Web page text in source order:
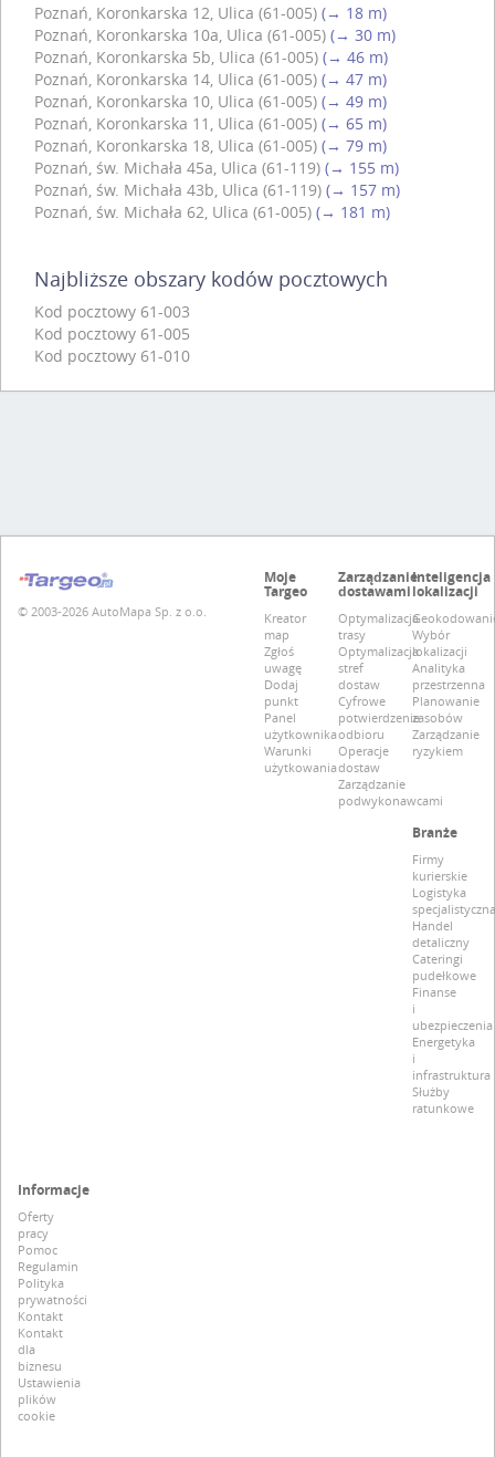
Poznań, Koronkarska 12, Ulica (61-005) (→ 18 m)
Poznań, Koronkarska 10a, Ulica (61-005) (→ 30 m)
Poznań, Koronkarska 5b, Ulica (61-005) (→ 46 m)
Poznań, Koronkarska 14, Ulica (61-005) (→ 47 m)
Poznań, Koronkarska 10, Ulica (61-005) (→ 49 m)
Poznań, Koronkarska 11, Ulica (61-005) (→ 65 m)
Poznań, Koronkarska 18, Ulica (61-005) (→ 79 m)
Poznań, św. Michała 45a, Ulica (61-119) (→ 155 m)
Poznań, św. Michała 43b, Ulica (61-119) (→ 157 m)
Poznań, św. Michała 62, Ulica (61-005) (→ 181 m)
Najbliższe obszary kodów pocztowych
Kod pocztowy 61-003
Kod pocztowy 61-005
Kod pocztowy 61-010
© 2003-2026 AutoMapa Sp. z o.o.
Moje
Targeo
Kreator
map
Zgłoś
uwagę
Dodaj
punkt
Panel
użytkownika
Warunki
użytkowania
Zarządzanie
dostawami
Optymalizacja
trasy
Optymalizacja
stref
dostaw
Cyfrowe
potwierdzenie
odbioru
Operacje
dostaw
Zarządzanie
podwykonawcami
Inteligencja
lokalizacji
Wybór
lokalizacji
Analityka
przestrzenna
Planowanie
zasobów
Zarządzanie
ryzykiem
Branże
Firmy
kurierskie
Logistyka
specjalistyczna
Handel
detaliczny
Cateringi
pudełkowe
Finanse
i
ubezpieczenia
Energetyka
i
infrastruktura
Służby
ratunkowe
Informacje
Oferty
pracy
Pomoc
Regulamin
Polityka
prywatności
Kontakt
Kontakt
dla
biznesu
Ustawienia
plików
cookie